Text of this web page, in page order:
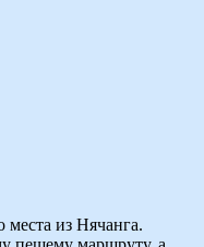
из Нячанга.